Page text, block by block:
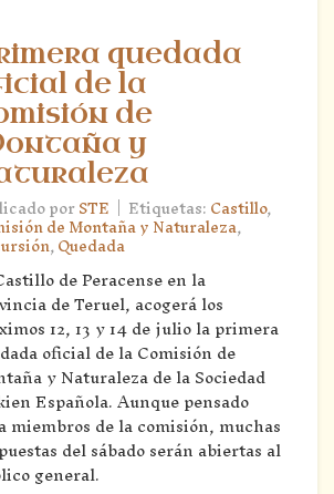
quedada
de la
de
y
porSTE | Etiquetas:Castillo,
de Montaña y Naturaleza,
,Quedada
de Peracense en la
de Teruel, acogerá los
12, 13 y 14 de julio la primera
oficial de la Comisión de
y Naturaleza de la Sociedad
Española. Aunque pensado
miembros de la comisión, muchas
del sábado serán abiertas al
general.